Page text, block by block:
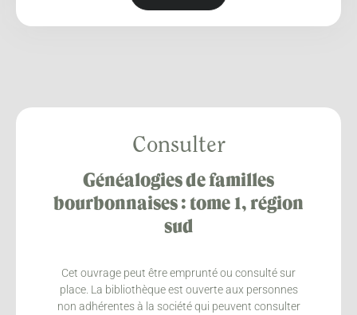
Consulter
Généalogies de familles
bourbonnaises : tome 1, région
sud
Cet ouvrage peut être emprunté ou consulté sur
place. La bibliothèque est ouverte aux personnes
non adhérentes à la société qui peuvent consulter